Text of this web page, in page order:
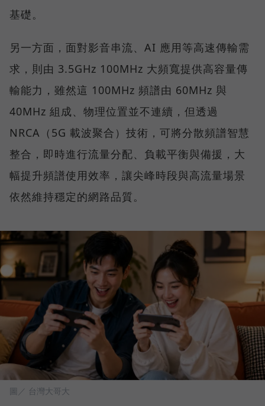
基礎。
另一方面，面對影音串流、AI 應用等高速傳輸需
求，則由 3.5GHz 100MHz 大頻寬提供高容量傳
輸能力，雖然這 100MHz 頻譜由 60MHz 與
40MHz 組成、物理位置並不連續，但透過
NRCA（5G 載波聚合）技術，可將分散頻譜智慧
整合，即時進行流量分配、負載平衡與備援，大
幅提升頻譜使用效率，讓尖峰時段與高流量場景
依然維持穩定的網路品質。
圖／ 台灣大哥大